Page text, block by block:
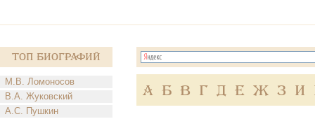
Топ Биографий
М.В. Ломоносов
В.А. Жуковский
А.С. Пушкин
А Б В Г Д Е Ж З И